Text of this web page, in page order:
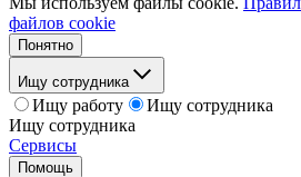
файлов cookie
Понятно
Ищу сотрудника
Ищу работу
Ищу сотрудника
Ищу сотрудника
Сервисы
Помощь